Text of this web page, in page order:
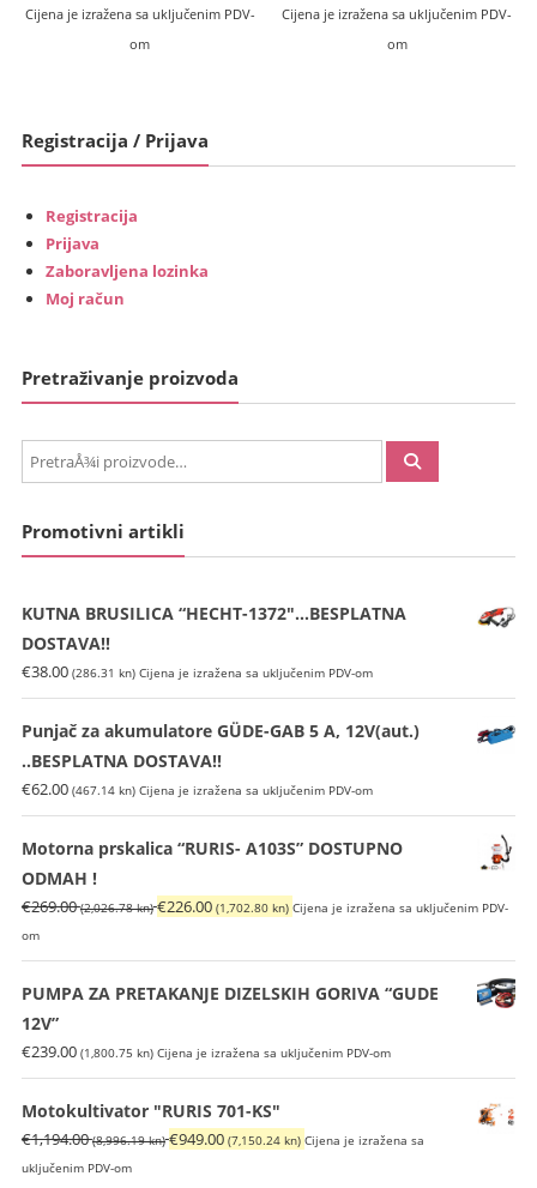
Cijena je izražena sa uključenim PDV-
om
Cijena je izražena sa uključenim PDV-
om
Registracija / Prijava
Registracija
Prijava
Zaboravljena lozinka
Moj račun
Pretraživanje proizvoda
PretraÅ¾i:
Promotivni artikli
KUTNA BRUSILICA “HECHT-1372″…BESPLATNA
DOSTAVA!!
€38.00 (286.31 kn) Cijena je izražena sa uključenim PDV-om
Punjač za akumulatore GÜDE-GAB 5 A, 12V(aut.)
..BESPLATNA DOSTAVA!!
€62.00 (467.14 kn) Cijena je izražena sa uključenim PDV-om
Motorna prskalica “RURIS- A103S” DOSTUPNO
ODMAH !
€269.00 (2,026.78 kn)Izvorna
bila
je:
€226.00 (1,702.80 kn) Trenutna
je:
€226.00
kn).
Cijena je izražena sa uključenim PDV-
om
PUMPA ZA PRETAKANJE DIZELSKIH GORIVA “GUDE
12V”
€239.00 (1,800.75 kn) Cijena je izražena sa uključenim PDV-om
Motokultivator "RURIS 701-KS"
€1,194.00 (8,996.19 kn)Izvorna
€949.00 (7,150.24 kn) Trenutna
Cijena je izražena sa
uključenim PDV-om